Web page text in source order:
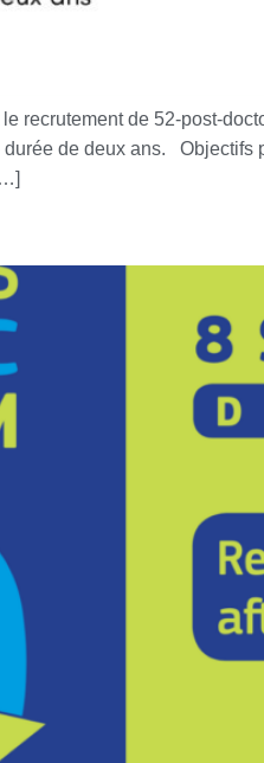
recrutement de 52-post-
de deux ans.